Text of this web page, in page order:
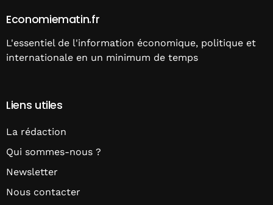
Economiematin.fr
L'essentiel de l'information économique, politique et
internationale en un minimum de temps
Liens utiles
La rédaction
Qui sommes-nous ?
Newsletter
Nous contacter